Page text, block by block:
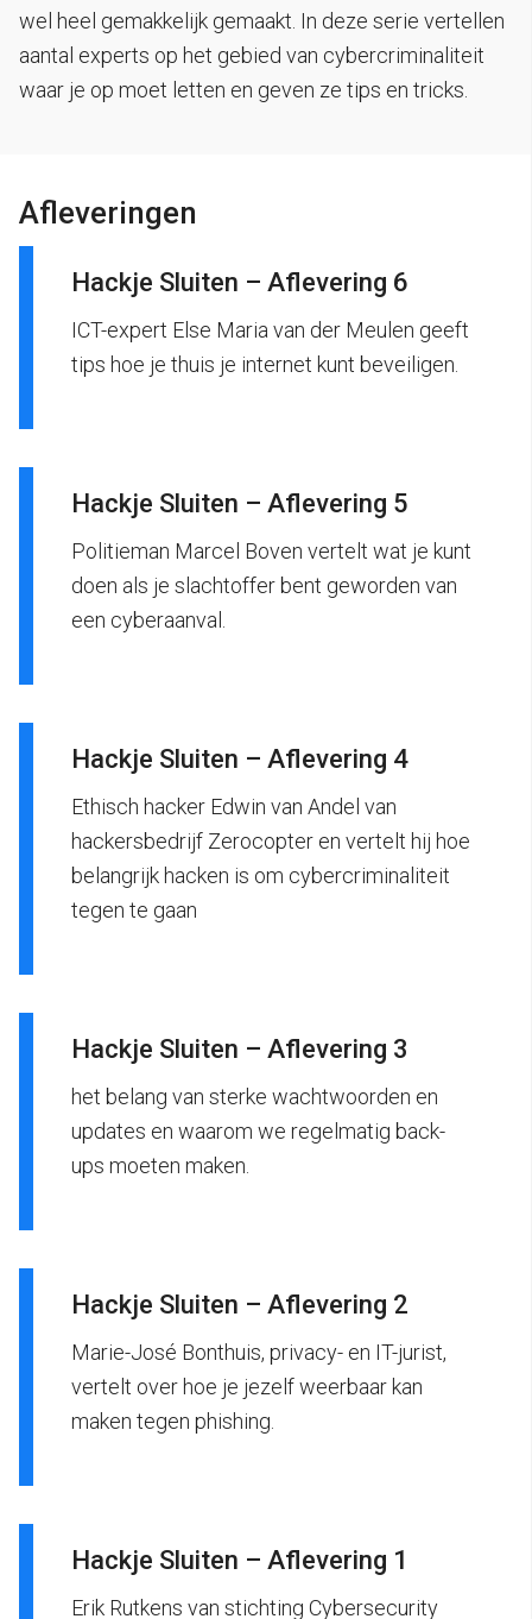
wel heel gemakkelijk gemaakt. In deze serie vertellen
aantal experts op het gebied van cybercriminaliteit
waar je op moet letten en geven ze tips en tricks.
Afleveringen
Hackje Sluiten – Aflevering 6
ICT-expert Else Maria van der Meulen geeft
tips hoe je thuis je internet kunt beveiligen.
Hackje Sluiten – Aflevering 5
Politieman Marcel Boven vertelt wat je kunt
doen als je slachtoffer bent geworden van
een cyberaanval.
Hackje Sluiten – Aflevering 4
Ethisch hacker Edwin van Andel van
hackersbedrijf Zerocopter en vertelt hij hoe
belangrijk hacken is om cybercriminaliteit
tegen te gaan
Hackje Sluiten – Aflevering 3
het belang van sterke wachtwoorden en
updates en waarom we regelmatig back-
ups moeten maken.
Hackje Sluiten – Aflevering 2
Marie-José Bonthuis, privacy- en IT-jurist,
vertelt over hoe je jezelf weerbaar kan
maken tegen phishing.
Hackje Sluiten – Aflevering 1
Erik Rutkens van stichting Cybersecurity